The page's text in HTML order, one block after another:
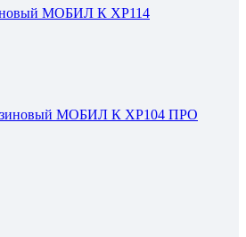
МОБИЛ К XP114